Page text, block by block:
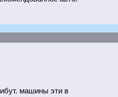
машины эти в